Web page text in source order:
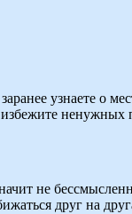
узнаете о
избежите
не
друг на